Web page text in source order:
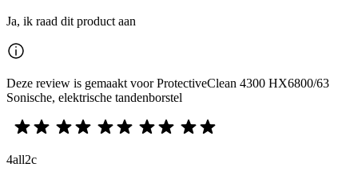
Ja, ik raad dit product aan
Deze review is gemaakt voor ProtectiveClean 4300 HX6800/63
Sonische, elektrische tandenborstel
4all2c